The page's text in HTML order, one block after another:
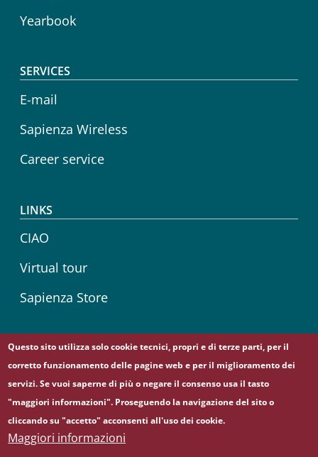
Yearbook
SERVICES
E-mail
Sapienza Wireless
Career service
LINKS
CIAO
Virtual tour
Sapienza Store
Follow us on
© Sapienza Università di Roma - Piazzale Aldo Moro 5,
00185 Roma - (+39) 06 49911 - C.F.: 80209930587 - P. Iva:
Questo sito utilizza solo cookie tecnici, propri e di terze parti, per il
corretto funzionamento delle pagine web e per il miglioramento dei
servizi. Se vuoi saperne di più o negare il consenso usa il tasto
"maggiori informazioni". Proseguendo la navigazione del sito o
cliccando su "accetto" acconsenti all'uso dei cookie.
Maggiori informazioni